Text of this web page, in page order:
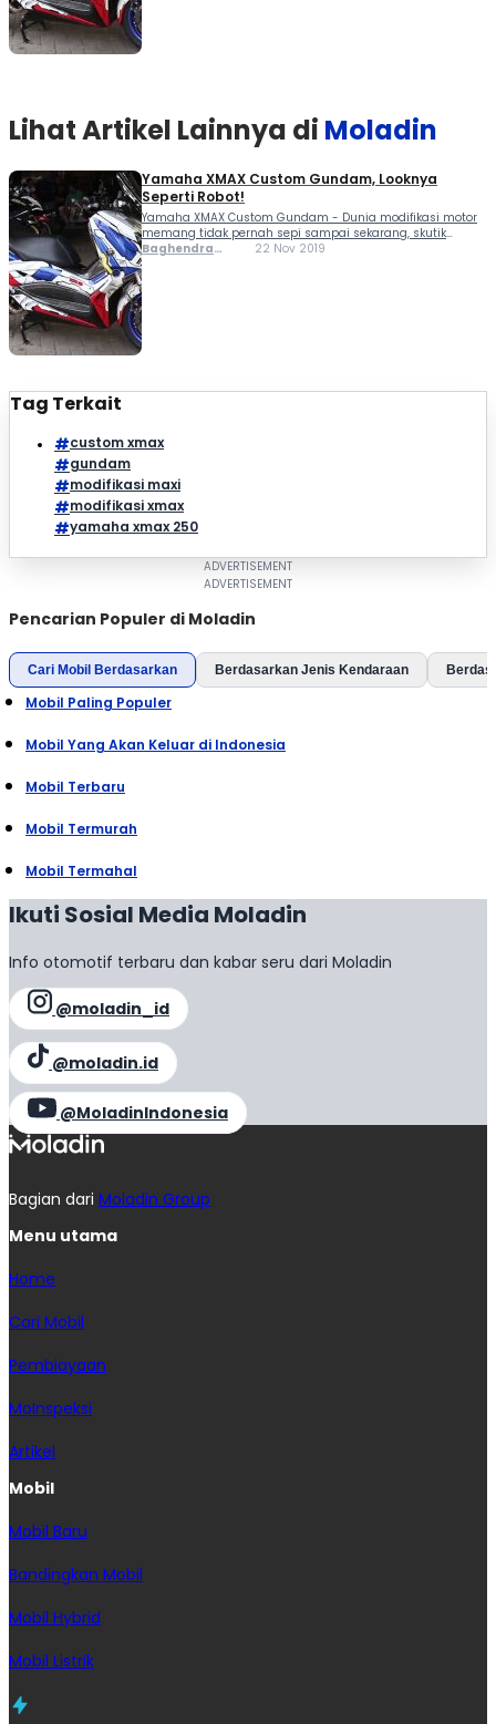
Lihat Artikel Lainnya di Moladin
Yamaha XMAX Custom Gundam, Looknya
Seperti Robot!
Yamaha XMAX Custom Gundam - Dunia modifikasi motor
memang tidak pernah sepi sampai sekarang, skutik
bongsor pun jadi sasaran para modifikator untuk diubah
Baghendra
22 Nov 2019
Tag Terkait
custom xmax
gundam
modifikasi maxi
modifikasi xmax
yamaha xmax 250
Pencarian Populer di Moladin
Cari Mobil Berdasarkan Berdasarkan Jenis Kendaraan
Mobil Paling Populer
Mobil Yang Akan Keluar di Indonesia
Mobil Terbaru
Mobil Termurah
Mobil Termahal
Ikuti Sosial Media Moladin
Info otomotif terbaru dan kabar seru dari Moladin
@moladin_id
@moladin.id
@MoladinIndonesia
Bagian dari Moladin Group
Menu utama
Home
Cari Mobil
Pembiayaan
MoInspeksi
Artikel
Mobil
Mobil Baru
Bandingkan Mobil
Mobil Hybrid
Mobil Listrik